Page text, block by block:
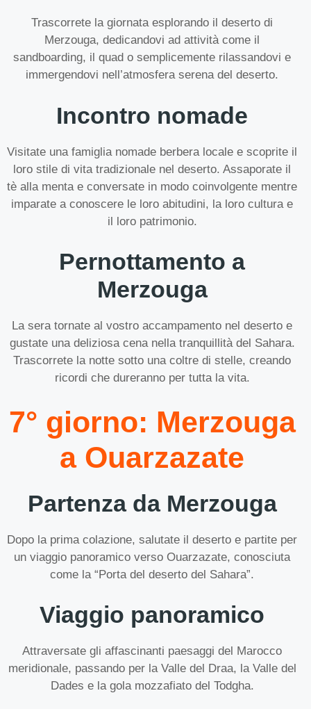
Trascorrete la giornata esplorando il deserto di
Merzouga, dedicandovi ad attività come il
sandboarding, il quad o semplicemente rilassandovi e
immergendovi nell’atmosfera serena del deserto.
Incontro nomade
Visitate una famiglia nomade berbera locale e scoprite il
loro stile di vita tradizionale nel deserto. Assaporate il
tè alla menta e conversate in modo coinvolgente mentre
imparate a conoscere le loro abitudini, la loro cultura e
il loro patrimonio.
Pernottamento a
Merzouga
La sera tornate al vostro accampamento nel deserto e
gustate una deliziosa cena nella tranquillità del Sahara.
Trascorrete la notte sotto una coltre di stelle, creando
ricordi che dureranno per tutta la vita.
7° giorno: Merzouga
a Ouarzazate
Partenza da Merzouga
Dopo la prima colazione, salutate il deserto e partite per
un viaggio panoramico verso Ouarzazate, conosciuta
come la “Porta del deserto del Sahara”.
Viaggio panoramico
Attraversate gli affascinanti paesaggi del Marocco
meridionale, passando per la Valle del Draa, la Valle del
Dades e la gola mozzafiato del Todgha.